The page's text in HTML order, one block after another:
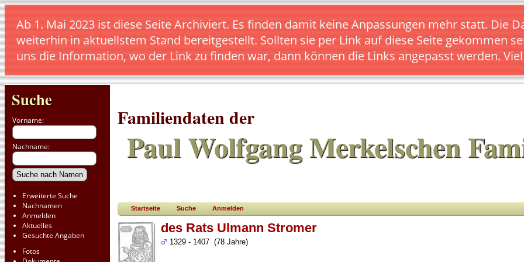
Ab 1. Mai 2023 ist diese Seite Archiviert. Es finden damit keine Anpassungen mehr statt. Die
weiterhin in aktuellstem Stand bereitgestellt. Sollten sie per Link auf diese Seite gekommen
uns die Information, wo der Link zu finden war, dann können die Links angepasst werden.
Suche
Vorname:
Nachname:
Erweiterte Suche
Nachnamen
Anmelden
Aktuelles
Gesuchte Angaben
Fotos
Familiendaten der
Paul Wolfgang Merkelschen
Startseite Suche Anmelden
des Rats Ulmann Stromer
1329 - 1407 (78 Jahre)